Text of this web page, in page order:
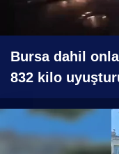
Bursa dahil
832 kilo